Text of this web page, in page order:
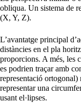
obliqua. Un sistema de
(X, Y, Z).
L’avantatge principal
distàncies en el pla
proporcions. A més, les
es podrien traçar amb
representació
representar una
usant el·lipses.